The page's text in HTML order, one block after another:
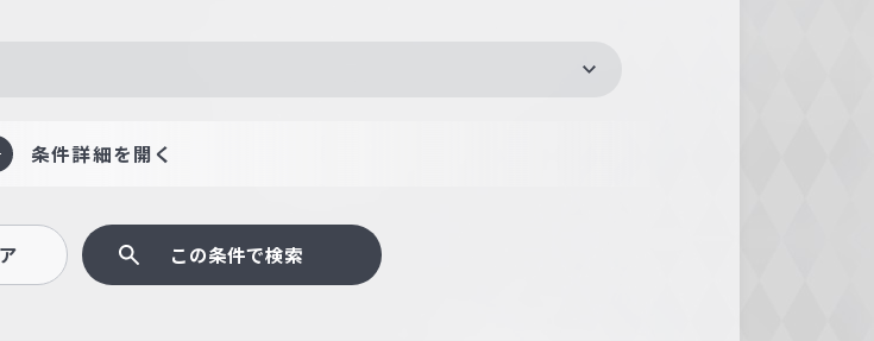
条件詳細を開く
この条件で検索